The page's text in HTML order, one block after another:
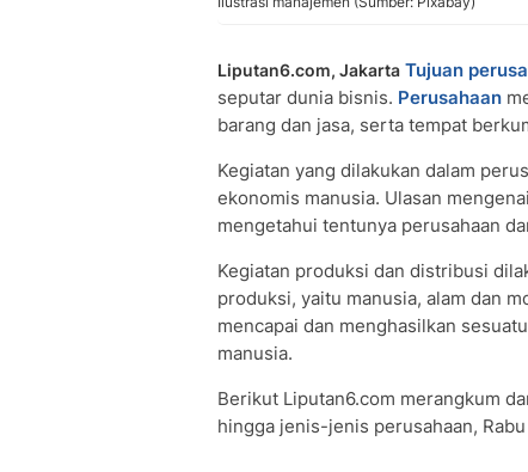
Liputan6.com, Jakarta Tujuan
seputar dunia bisnis. Perusahaan
barang dan jasa, serta tempat
Kegiatan yang dilakukan dalam
ekonomis manusia. Ulasan mengenai
mengetahui tentunya perusahaan
Kegiatan produksi dan distribusi
produksi, yaitu manusia, alam dan
mencapai dan menghasilkan
manusia.
Berikut Liputan6.com merangkum
hingga jenis-jenis perusahaan,